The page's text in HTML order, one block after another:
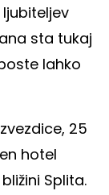
sta tukaj
lahko
25
hotel
Splita.